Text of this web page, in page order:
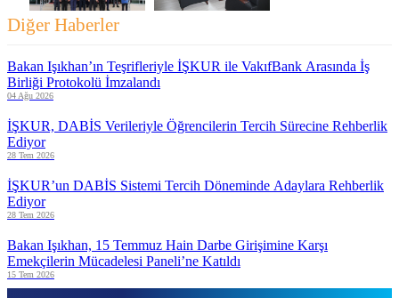
Diğer Haberler
Bakan Işıkhan’ın Teşrifleriyle İŞKUR ile VakıfBank Arasında İş
Birliği Protokolü İmzalandı
04 Ağu 2026
İŞKUR, DABİS Verileriyle Öğrencilerin Tercih Sürecine Rehberlik
Ediyor
28 Tem 2026
İŞKUR’un DABİS Sistemi Tercih Döneminde Adaylara Rehberlik
Ediyor
28 Tem 2026
Bakan Işıkhan, 15 Temmuz Hain Darbe Girişimine Karşı
Emekçilerin Mücadelesi Paneli’ne Katıldı
15 Tem 2026